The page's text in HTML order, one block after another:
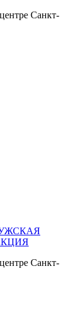
Санкт-
Санкт-